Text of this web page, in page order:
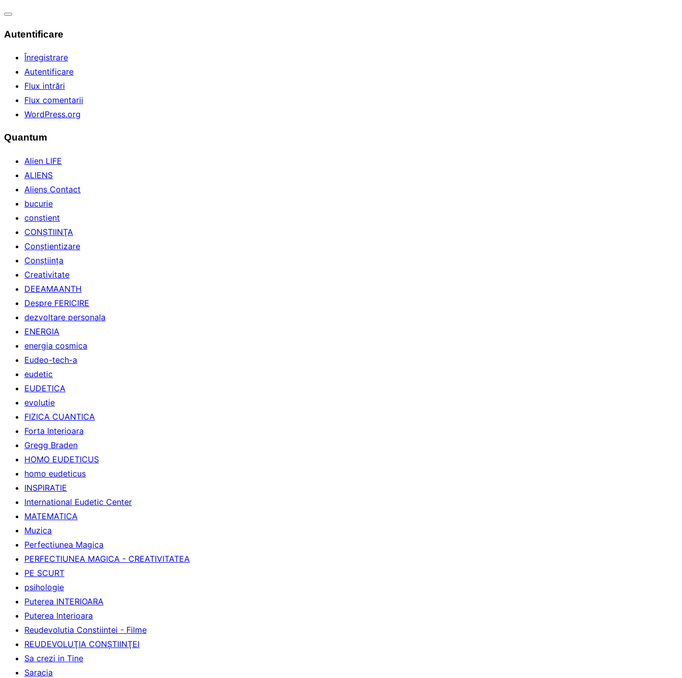
navigarea
Autentificare
Înregistrare
Autentificare
Flux intrări
Flux comentarii
WordPress.org
Quantum
Alien LIFE
ALIENS
Aliens Contact
bucurie
constient
CONŞTIINŢA
Conştientizare
Conştiinţa
Creativitate
DEEAMAANTH
Despre FERICIRE
dezvoltare personala
ENERGIA
energia cosmica
Eudeo-tech-a
eudetic
EUDETICA
evolutie
FIZICA CUANTICA
Forta Interioara
Gregg Braden
HOMO EUDETICUS
homo eudeticus
INSPIRATIE
International Eudetic Center
MATEMATICA
Muzica
Perfectiunea Magica
PERFECTIUNEA MAGICA - CREATIVITATEA
PE SCURT
psihologie
Puterea INTERIOARA
Puterea Interioara
Reudevolutia Constiintei - Filme
REUDEVOLUŢIA CONŞTIINŢEI
Sa crezi in Tine
Saracia